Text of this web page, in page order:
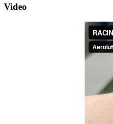
Video